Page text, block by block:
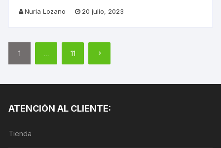
Nuria Lozano 20 julio, 2023
Paginación
entradas
1 … 11
ATENCIÓN AL CLIENTE:
Tienda